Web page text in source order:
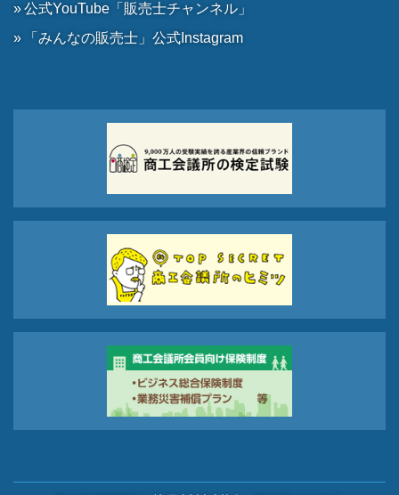
公式YouTube「販売士チャンネル」
「みんなの販売士」公式Instagram